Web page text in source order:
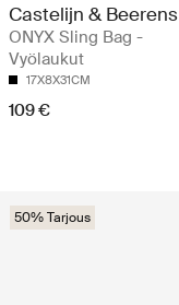
Castelijn & Beerens
ONYX Sling Bag -
Vyölaukut
17X8X31CM
109 €
50% Tarjous